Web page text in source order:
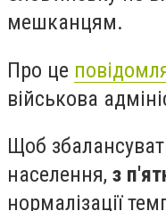
мешканцям.
Про це
військова
Щоб
населення, з
нормалізації